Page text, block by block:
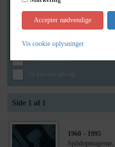
Generelt
Vis kun med billeder
Vis kun med lydklip
Vis kun med kilder
Vis kun med geo-tag
Side 1 af 1
1960 - 1995
Accepter nødvendige
Vis cookie oplysninger